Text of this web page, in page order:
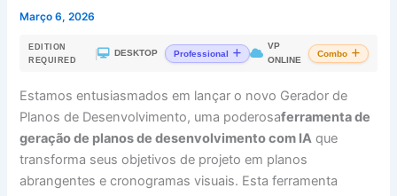
Março 6, 2026
EDITION
REQUIRED
DESKTOP Professional
VP
ONLINE
Combo
Estamos entusiasmados em lançar o novo Gerador de
Planos de Desenvolvimento, uma poderosaferramenta de
geração de planos de desenvolvimento com IA que
transforma seus objetivos de projeto em planos
abrangentes e cronogramas visuais. Esta ferramenta